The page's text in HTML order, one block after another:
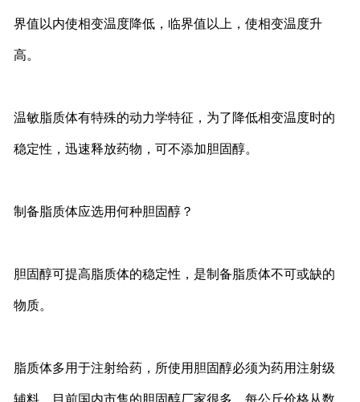
界值以内使相变温度降低，临界值以上，使相变温度升
高。
温敏脂质体有特殊的动力学特征，为了降低相变温度时的
稳定性，迅速释放药物，可不添加胆固醇。
制备脂质体应选用何种胆固醇？
胆固醇可提高脂质体的稳定性，是制备脂质体不可或缺的
物质。
脂质体多用于注射给药，所使用胆固醇必须为药用注射级
辅料。目前国内市售的胆固醇厂家很多，每公斤价格从数